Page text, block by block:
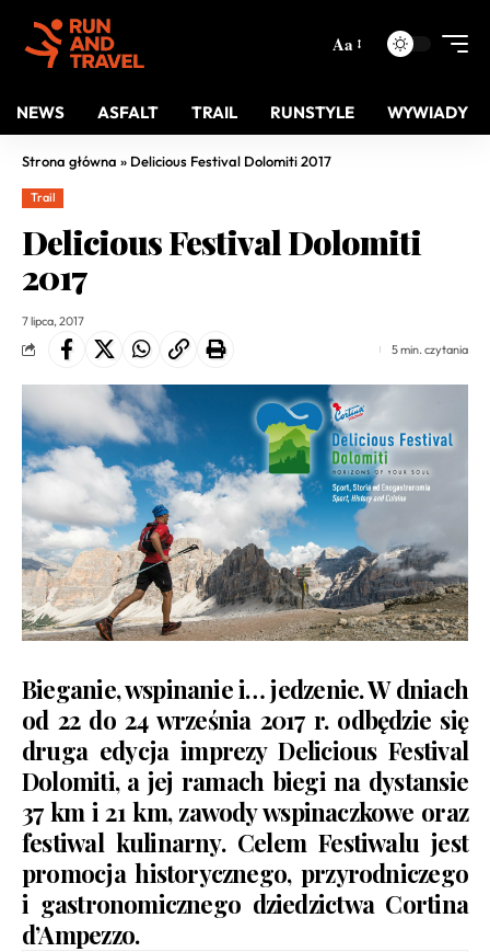
Aa
NEWS ASFALT TRAIL RUNSTYLE WYWIADY
Strona główna » Delicious Festival Dolomiti 2017
Trail
Delicious Festival Dolomiti
2017
7 lipca, 2017
5 min. czytania
Bieganie, wspinanie i… jedzenie. W dniach
od 22 do 24 września 2017 r. odbędzie się
druga edycja imprezyDelicious Festival
Dolomiti, a jej ramach biegi na dystansie
37 km i 21 km, zawody wspinaczkowe oraz
festiwal kulinarny. Celem Festiwalu jest
promocja historycznego, przyrodniczego
i gastronomicznego dziedzictwa Cortina
d’Ampezzo.